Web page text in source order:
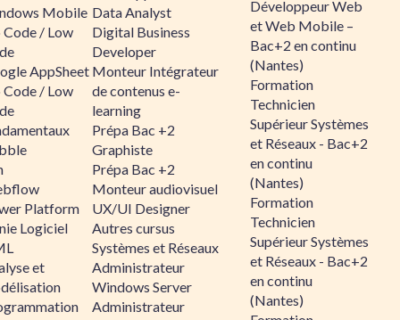
Mobile
/ Low
AppSheet
/ Low
Platform
Logiciel
et
Data Analyst
Digital Business
Developer
Monteur Intégrateur
de contenus e-
learning
Prépa Bac +2
Graphiste
Prépa Bac +2
Monteur audiovisuel
UX/UI Designer
Autres cursus
Systèmes et Réseaux
Administrateur
Windows Server
Administrateur
Développeur Web
et Web Mobile –
Bac+2 en continu
(Nantes)
Formation
Technicien
Supérieur Systèmes
et Réseaux - Bac+2
en continu
(Nantes)
Formation
Technicien
Supérieur Systèmes
et Réseaux - Bac+2
en continu
(Nantes)